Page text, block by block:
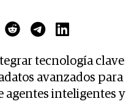
tecnología clave
avanzados para
agentes inteligentes y